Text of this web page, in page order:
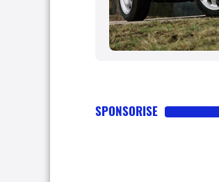
SPONSORISE